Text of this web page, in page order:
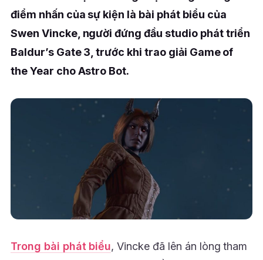
điểm nhấn của sự kiện là bài phát biểu của
Swen Vincke, người đứng đầu studio phát triển
Baldur’s Gate 3, trước khi trao giải Game of
the Year cho Astro Bot.
Trong bài phát biểu, Vincke đã lên án lòng tham